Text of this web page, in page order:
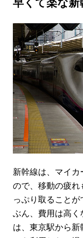
新幹線は、マイ
ので、移動の疲
っぷり取ること
ぶん、費用は高
は、東京駅から